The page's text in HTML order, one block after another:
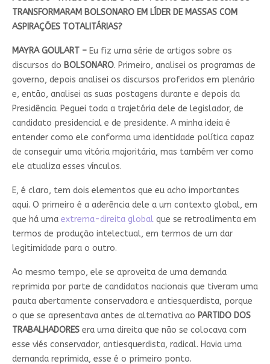
TRANSFORMARAM BOLSONARO EM LÍDER DE MASSAS COM
ASPIRAÇÕES TOTALITÁRIAS?
MAYRA GOULART –Eu fiz uma série de artigos sobre os
discursos do BOLSONARO. Primeiro, analisei os programas de
governo, depois analisei os discursos proferidos em plenário
e, então, analisei as suas postagens durante e depois da
Presidência. Peguei toda a trajetória dele de legislador, de
candidato presidencial e de presidente. A minha ideia é
entender como ele conforma uma identidade política capaz
de conseguir uma vitória majoritária, mas também ver como
ele atualiza esses vínculos.
E, é claro, tem dois elementos que eu acho importantes
aqui. O primeiro é a aderência dele a um contexto global, em
que há uma extrema-direita globalque se retroalimenta em
termos de produção intelectual, em termos de um dar
legitimidade para o outro.
Ao mesmo tempo, ele se aproveita de uma demanda
reprimida por parte de candidatos nacionais que tiveram uma
pauta abertamente conservadora e antiesquerdista, porque
o que se apresentava antes de alternativa ao PARTIDO DOS
TRABALHADORESera uma direita que não se colocava com
esse viés conservador, antiesquerdista, radical. Havia uma
demanda reprimida, esse é o primeiro ponto.